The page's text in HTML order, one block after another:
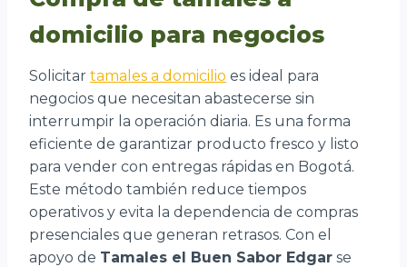
domicilio para negocios
Solicitar tamales a domicilio es ideal para
negocios que necesitan abastecerse sin
interrumpir la operación diaria. Es una forma
eficiente de garantizar producto fresco y listo
para vender con entregas rápidas en Bogotá.
Este método también reduce tiempos
operativos y evita la dependencia de compras
presenciales que generan retrasos. Con el
apoyo de Tamales el Buen Sabor Edgar se